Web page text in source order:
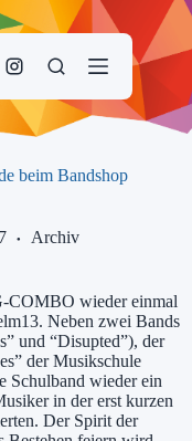
beim Bandshop
Archiv
COMBO wieder einmal
Neben zwei Bands
und “Disupted”), der
der Musikschule
Schulband wieder ein
in der erst kurzen
Der Spirit der